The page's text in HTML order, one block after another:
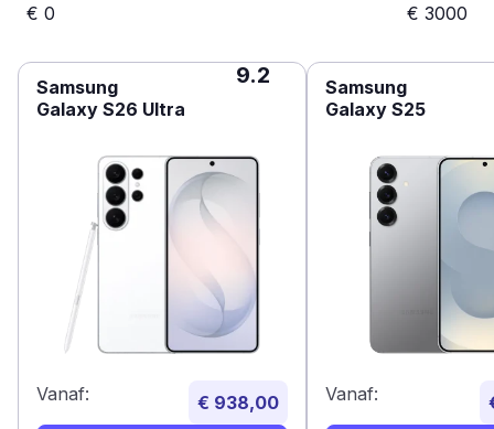
€ 0 € 3000
Samsung
Galaxy S26 Ultra
9.2
Vanaf: € 938,00
Samsung
Galaxy S25
Vanaf: